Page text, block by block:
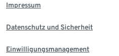
Impressum
Datenschutz und Sicherheit
Einwilligungsmanagement